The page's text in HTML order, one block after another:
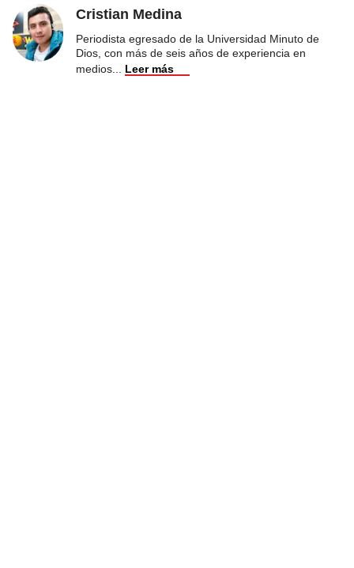
Cristian Medina
Periodista egresado de la Universidad Minuto de
Dios, con más de seis años de experiencia en
medios
Leer más